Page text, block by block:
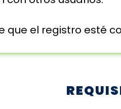
que el registro esté